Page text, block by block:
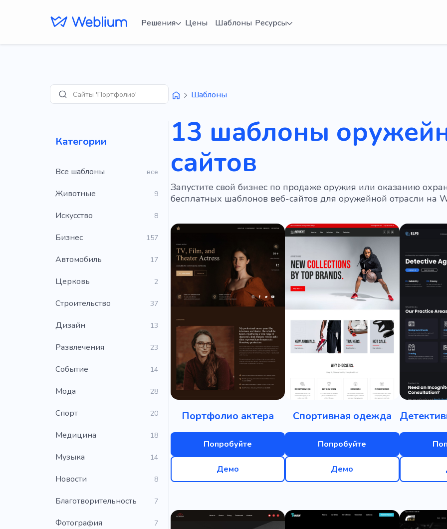
Решения Цены Шаблоны Ресурсы
ПоискСайты 'Портфолио'
Категории
Все шаблоны все
Животные 9
Искусство 8
Бизнес 157
Автомобиль 17
Церковь 2
Строительство 37
Дизайн 13
Развлечения 23
Событие 14
Мода 28
Cпорт 20
Медицина 18
Музыка 14
Новости 8
Благотворительность 7
Фотография 7
Шаблоны
13 шаблоны
сайтов
Запустите свой бизнес по продаже оружия или оказанию
бесплатных шаблонов веб-сайтов для оружейной отрасли на
Портфолио актера
Попробуйте
Демо
Спортивная одежда
Попробуйте
Демо